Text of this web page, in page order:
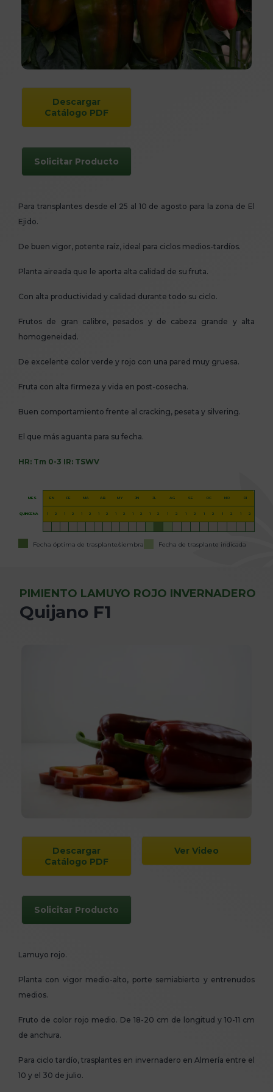
Descargar
Catálogo PDF
Solicitar Producto
Para transplantes desde el 25 al 10 de agosto para la zona de El
Ejido.
De buen vigor, potente raíz, ideal para ciclos medios-tardíos.
Planta aireada que le aporta alta calidad de su fruta.
Con alta productividad y calidad durante todo su ciclo.
Frutos de gran calibre, pesados y de cabeza grande y alta
homogeneidad.
De excelente color verde y rojo con una pared muy gruesa.
Fruta con alta firmeza y vida en post-cosecha.
Buen comportamiento frente al cracking, peseta y silvering.
El que más aguanta para su fecha.
HR: Tm 0-3 IR: TSWV
MES EN FE MA AB MY JN JL AG SE OC NO DI
QUINCENA 1 2 1 2 1 2 1 2 1 2 1 2 1 2 1 2 1 2 1 2 1 2 1 2
Fecha óptima de trasplante/siembra Fecha de trasplante indicada
Descargar
Catálogo PDF
Ver Video
Solicitar Producto
PIMIENTO LAMUYO ROJO INVERNADERO
Quijano F1
Lamuyo rojo.
Planta con vigor medio-alto, porte semiabierto y entrenudos
medios.
Fruto de color rojo medio. De 18-20 cm de longitud y 10-11 cm
de anchura.
Para ciclo tardío, trasplantes en invernadero en Almería entre el
10 y el 30 de julio.